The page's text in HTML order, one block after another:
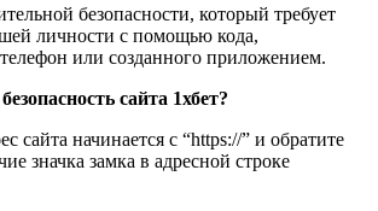
безопасности, который требует
личности с помощью кода,
или созданного приложением.
сайта 1хбет?
сайта начинается с “https://” и обратите
значка замка в адресной строке